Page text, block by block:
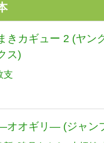
きカギュー 2 (ヤン
ス)
支
オオギリ― (ジャン